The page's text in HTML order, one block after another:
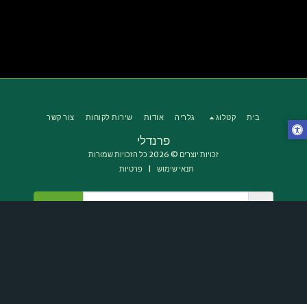
פרנדלי
זכויות יוצרים © 2026 כל הזכויות שמורות
תנאי שימוש | פרטיות
בית קטלוג גלריה אודות שירות לקוחות צור קשר